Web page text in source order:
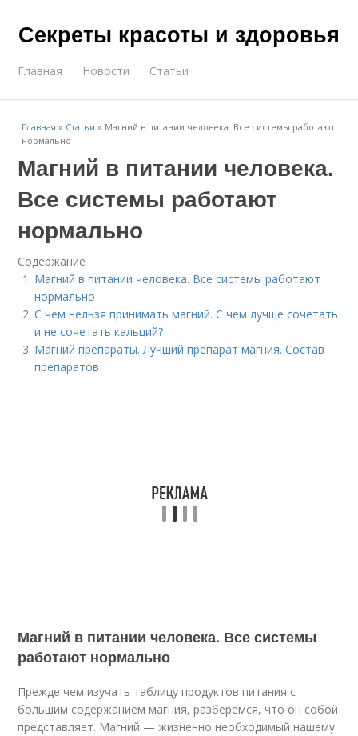
Секреты красоты и здоровья
Главная Новости Статьи
Главная » Статьи » Магний в питании человека. Все системы работают
нормально
Магний в питании человека.
Все системы работают
нормально
Содержание
Магний в питании человека. Все системы работают
нормально
С чем нельзя принимать магний. С чем лучше сочетать
и не сочетать кальций?
Магний препараты. Лучший препарат магния. Состав
препаратов
Магний в питании человека. Все системы
работают нормально
Прежде чем изучать таблицу продуктов питания с
большим содержанием магния, разберемся, что он собой
представляет. Магний — жизненно необходимый нашему